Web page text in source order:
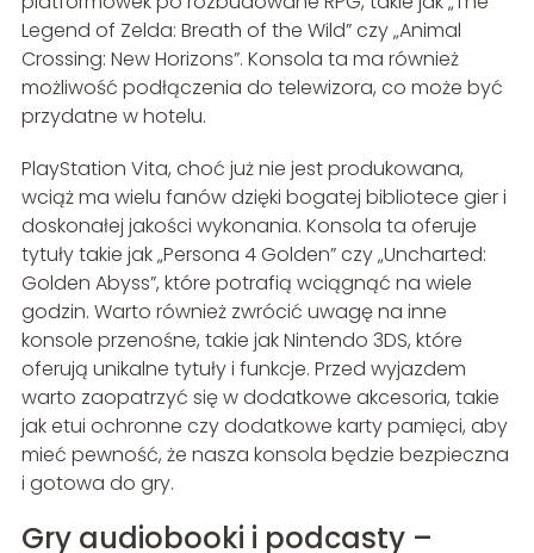
Legend of Zelda: Breath of the Wild” czy „Animal
Crossing: New Horizons”. Konsola ta ma również
możliwość podłączenia do telewizora, co może być
przydatne w hotelu.
PlayStation Vita, choć już nie jest produkowana,
wciąż ma wielu fanów dzięki bogatej bibliotece gier i
doskonałej jakości wykonania. Konsola ta oferuje
tytuły takie jak „Persona 4 Golden” czy „Uncharted:
Golden Abyss”, które potrafią wciągnąć na wiele
godzin. Warto również zwrócić uwagę na inne
konsole przenośne, takie jak Nintendo 3DS, które
oferują unikalne tytuły i funkcje. Przed wyjazdem
warto zaopatrzyć się w dodatkowe akcesoria, takie
jak etui ochronne czy dodatkowe karty pamięci, aby
mieć pewność, że nasza konsola będzie bezpieczna
i gotowa do gry.
Gry audiobooki i podcasty –